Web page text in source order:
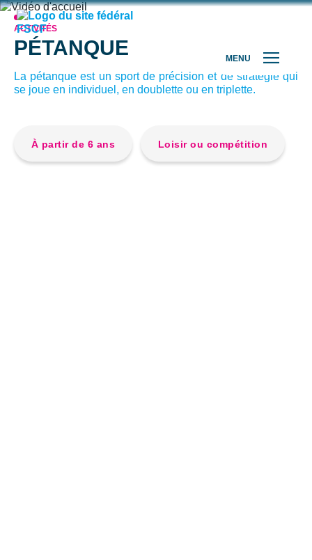
MENU
ACTIVITÉS
PÉTANQUE
La pétanque est un sport de précision et de stratégie qui
se joue en individuel, en doublette ou en triplette.
À partir de 6 ans Loisir ou compétition